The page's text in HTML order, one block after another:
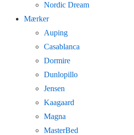
Nordic Dream
Mærker
Auping
Casablanca
Dormire
Dunlopillo
Jensen
Kaagaard
Magna
MasterBed